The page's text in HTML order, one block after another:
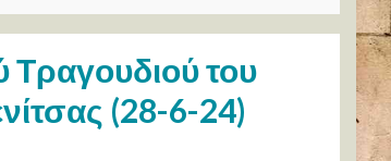
Τραγουδιού του
(28-6-24)